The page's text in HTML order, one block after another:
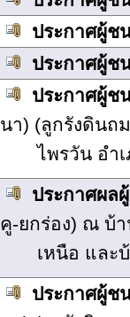
ประกาศผู้ช
ประกาศผู้ช
ประกาศผู้ช
นา) (ลูกรังดิน
ไพรวัน อำ
ประกาศผล
คู-ยกร่อง) ณ บ้
เหนือ และ
ประกาศผู้ช